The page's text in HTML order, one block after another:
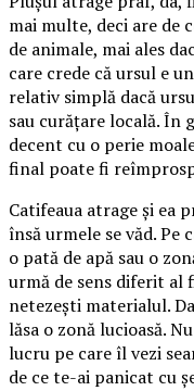
mai multe, deci are de
de animale, mai ales
care crede că ursul e
relativ simplă dacă
sau curățare locală. În
decent cu o perie
final poate fi
Catifeaua atrage și ea
însă urmele se văd. Pe
o pată de apă sau o
urmă de sens diferit al
netezești materialul.
lăsa o zonă lucioasă.
lucru pe care îl vezi
de ce te-ai panicat cu